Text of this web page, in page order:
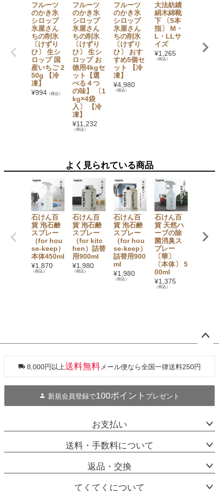
フルーツ
のかき氷
シロップ
氷屋さん
ちの削氷
〔けずり
ひ〕 生シ
ロップ 国
産いちご 2
50g 【冷
凍】
¥994 （税込）
フルーツ
のかき氷
シロップ
氷屋さん
ちの削氷
〔けずり
ひ〕 生シ
ロップ お
徳用4kgセ
ット【選
べる４つ
の味】 〔1
kg×4袋
入〕 【冷
凍】
¥11,232
（税込）
フルーツ
のかき氷
シロップ
氷屋さん
ちの削氷
〔けずり
ひ〕 おす
すめ5個セ
ット 【冷
凍】
¥4,980
（税込）
大法紡績
絹木綿靴
下 〔5本
指〕 M・
L・LLサ
イズ
¥1,265
（税込）
プ6本
ト（い
よく見られている商品
石けん百
貨 泡石鹸
スプレー
（for hou
se-keep）
本体450ml
¥1,870
（税込）
石けん百
貨 泡石鹸
スプレー
（for kitc
hen）詰替
用900ml
¥1,980
（税込）
石けん百
貨 泡石鹸
スプレー
（for hou
se-keep）
詰替用900
ml
¥1,980
（税込）
石けん百
貨 天然ハ
ーブの除
菌消臭ス
プレー
〔華〕
〔本体〕 5
00ml
¥1,375
（税込）
ン ト
レ洗い
ジト
へ
8,000円以上送料無料 メール便なら全国一律送料250円
新規会員登録で100ポイント プレゼント
お支払い
送料・手数料について
返品・交換
てくてくについて